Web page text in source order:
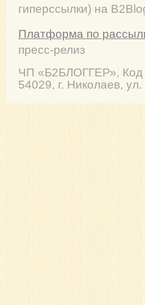
гиперссылки) на
Платформа по
пресс-релиз
ЧП «Б2БЛОГГЕР»,
54029, г. Николаев,